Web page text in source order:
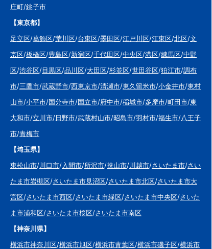
庄町/銚子市
【東京都】
足立区/葛飾区/荒川区/台東区/墨田区/江戸川区/江東区/北区/文
京区/板橋区/豊島区/新宿区/千代田区/中央区/港区/練馬区/中野
区/渋谷区/目黒区/品川区/大田区/杉並区/世田谷区/狛江市/調布
市/三鷹市/武蔵野市/西東京市/清瀬市/東久留米市/小金井市/東村
山市/小平市/国分寺市/国立市/府中市/稲城市/多摩市/町田市/東
大和市/立川市/日野市/武蔵村山市/昭島市/羽村市/福生市/八王子
市/青梅市
【埼玉県】
東松山市/川口市/入間市/所沢市/挟山市/川越市/さいたま市/さい
たま市岩槻区/さいたま市見沼区/さいたま市北区/さいたま市大
宮区/さいたま市西区/さいたま市緑区/さいたま市中央区/さいた
ま市浦和区/さいたま市桜区/さいたま市南区
【神奈川県】
横浜市神奈川区/横浜市旭区/横浜市青葉区/横浜市磯子区/横浜市